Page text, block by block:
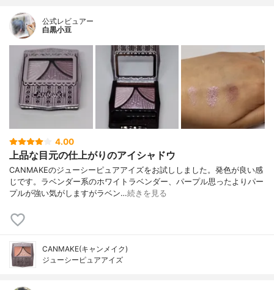
公式レビュアー
白黒小豆
4.00
上品な目元の仕上がりのアイシャドウ
CANMAKEのジューシーピュアアイズをお試ししました。発色が良い感
じです。ラベンダー系のホワイトラベンダー、パープル思ったよりパー
プルが強い気がしますがラベン…続きを見る
CANMAKE(キャンメイク)
ジューシーピュアアイズ